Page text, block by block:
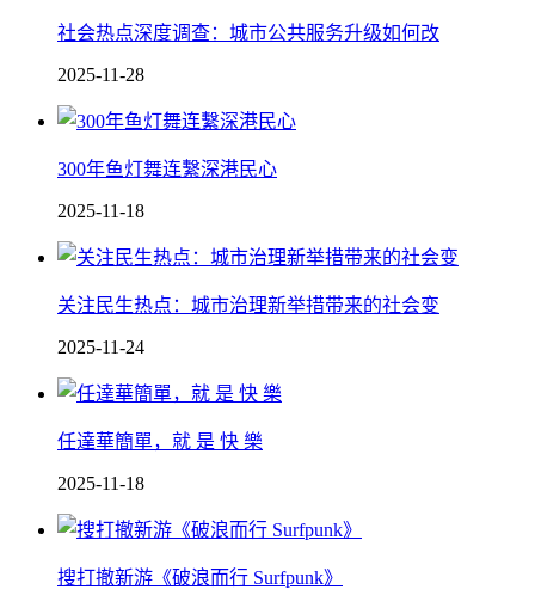
社会热点深度调查：城市公共服务升级如何改
2025-11-28
300年鱼灯舞连繫深港民心
2025-11-18
关注民生热点：城市治理新举措带来的社会变
2025-11-24
任達華簡單，就 是 快 樂
2025-11-18
搜打撤新游《破浪而行 Surfpunk》